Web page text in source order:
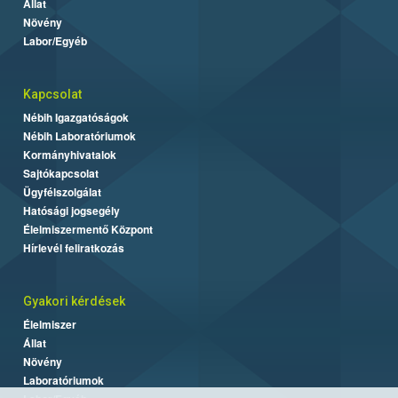
Állat
Növény
Labor/Egyéb
Kapcsolat
Nébih Igazgatóságok
Nébih Laboratóriumok
Kormányhivatalok
Sajtókapcsolat
Ügyfélszolgálat
Hatósági jogsegély
Élelmiszermentő Központ
Hírlevél feliratkozás
Gyakori kérdések
Élelmiszer
Állat
Növény
Laboratóriumok